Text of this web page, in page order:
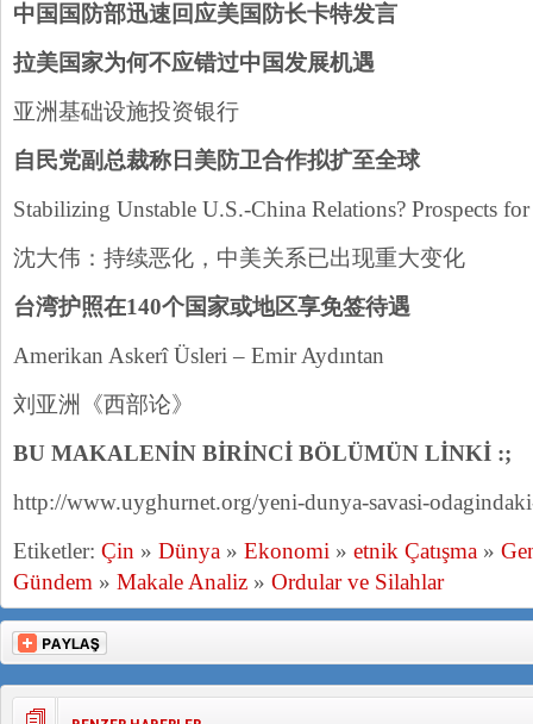
中国国防部迅速回应美国防长卡特发言
拉美国家为何不应错过中国发展机遇
亚洲基础设施投资银行
自民党副 总裁称日美防卫合作拟扩至全球
Stabilizing Unstable U.S.-China Relations? Prospects
沈大伟：持续恶化，中美关系已出现重大变化
台湾护照在140个国家或地区享免签待遇
Amerikan Askerî Üsleri – Emir Aydıntan
刘亚洲《西部论》
BU MAKALENİN BİRİNCİ BÖLÜMÜN LİNKİ :;
http://www.uyghurnet.org/yeni-dunya-savasi-
Etiketler: Çin » Dünya » Ekonomi » etnik Çatışma »
Gündem » Makale Analiz » Ordular ve Silahlar